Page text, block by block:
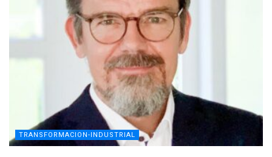
TRANSFORMACION-INDUSTRIAL